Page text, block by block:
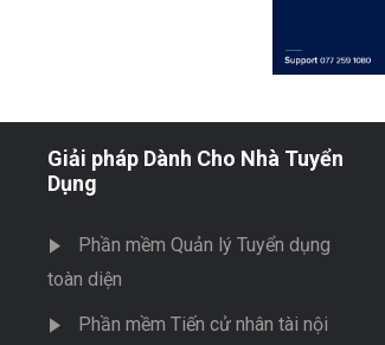
Giải pháp Dành Cho Nhà Tuyển
Dụng
Phần mềm Quản lý Tuyển dụng
toàn diện
Phần mềm Tiến cử nhân tài nội